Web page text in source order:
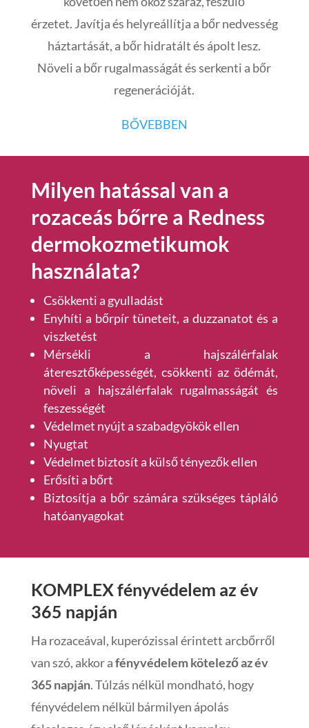
érzetet. Javítja és helyreállítja a bőr nedvesség
háztartását, a bőr hidratált és ápolt lesz.
Növeli a bőr rugalmasságát és serkenti a bőr
regenerációját.
BŐVEBBEN
Milyen hatással van a
rozaceás bőrre a Redness
dermokozmetikumok
használata?
Csökkenti a gyulladást
Enyhíti a bőrpír tüneteit, a duzzanatot és a
viszketést
Mérsékli a hajszálérfalak
áteresztőképességét, csökkenti az ödémát,
növeli a hajszálérfalak rugalmasságát és
feszességét
Védelmet nyújt a szabadgyökök ellen
Nyugtat
Védelmet biztosít a külső tényezők ellen
Erősíti a bőrt
Biztosítja a bőr számára szükséges tápláló
hatóanyagokat
KOMPLEX fényvédelem az év
365 napján
Ha rozaceával, kuperózissal érintett arcbőrről
van szó, akkor afényvédelem kötelező az év
365 napján. Túlzás nélkül mondható, hogy
fényvédelem nélkül bármilyen ápolás